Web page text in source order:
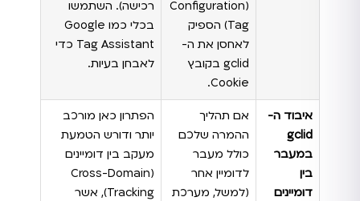
(Configuration
Tag) הספיק
לאחסן את ה-
gclid בקובץ
Cookie.
רכישה). השתמשו
בכלי כמו Google
Tag Assistant כדי
לאבחן בעיות.
איבוד ה-
gclid
במעבר
בין
דומיינים
אם תהליך
ההמרה שלכם
כולל מעבר
לדומיין אחר
(למשל, מערכת
הפתרון כאן מורכב
יותר ודורש הטמעת
מעקב בין דומיינים
(Cross-Domain
Tracking), אשר